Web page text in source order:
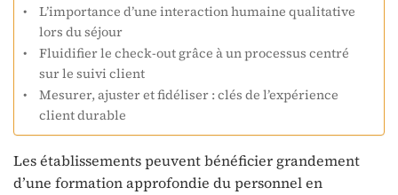
L’importance d’une interaction humaine qualitative
lors du séjour
Fluidifier le check-out grâce à un processus centré
sur le suivi client
Mesurer, ajuster et fidéliser : clés de l’expérience
client durable
Les établissements peuvent bénéficier grandement
d’une formation approfondie du personnel en